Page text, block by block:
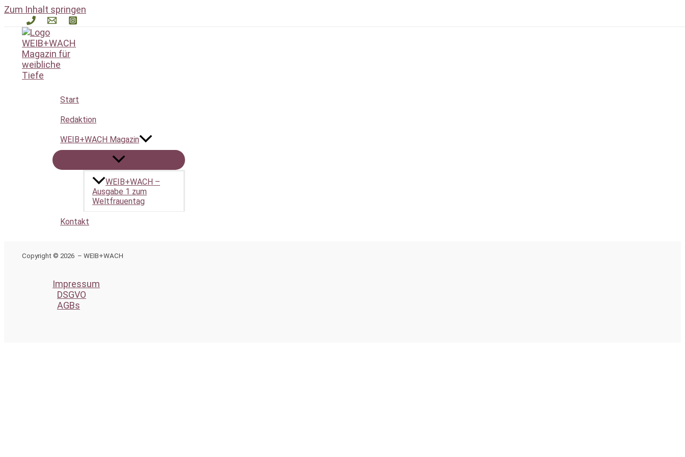
Zum Inhalt springen
Start
Redaktion
WEIB+WACH Magazin
WEIB+WACH –
Ausgabe 1 zum
Weltfrauentag
Kontakt
Entschleunigung
Das Gesuchte konnte leider nicht gefunden werden. Vielleicht hilft die Suchfunktion.
Copyright © 2026 – WEIB+WACH
Impressum
DSGVO
AGBs